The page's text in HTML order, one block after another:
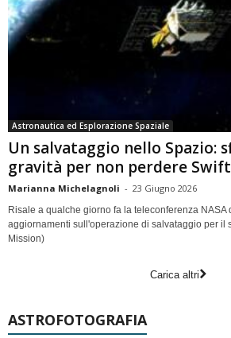
Astronautica ed Esplorazione Spaziale
Un salvataggio nello Spazio:
gravità per non perdere Swift
Marianna Michelagnoli - 23 Giugno 2026
Risale a qualche giorno fa la teleconferenza NASA
aggiornamenti sull'operazione di salvataggio per il
Mission)
Carica altri
ASTROFOTOGRAFIA